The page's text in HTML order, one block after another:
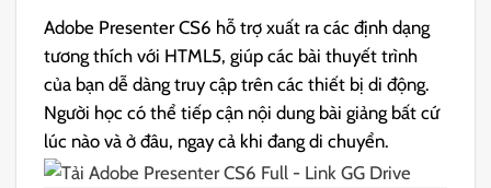
Adobe Presenter CS6 hỗ trợ xuất ra các định dạng
tương thích với HTML5, giúp các bài thuyết trình
của bạn dễ dàng truy cập trên các thiết bị di động.
Người học có thể tiếp cận nội dung bài giảng bất cứ
lúc nào và ở đâu, ngay cả khi đang di chuyển.